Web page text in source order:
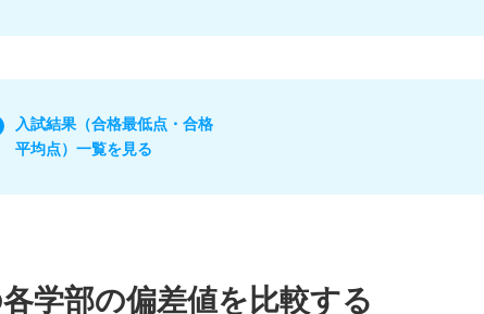
入試結果（合格最低点・合格
平均点）一覧を見る
学部の偏差値を比較する